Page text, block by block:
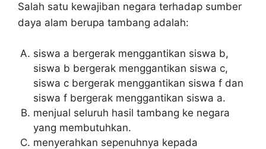
Salah satu kewajiban negara terhadap sumber
daya alam berupa tambang adalah:
siswa a bergerak menggantikan siswa b,
siswa b bergerak menggantikan siswa c,
siswa c bergerak menggantikan siswa f dan
siswa f bergerak menggantikan siswa a.
menjual seluruh hasil tambang ke negara
yang membutuhkan.
menyerahkan sepenuhnya kepada